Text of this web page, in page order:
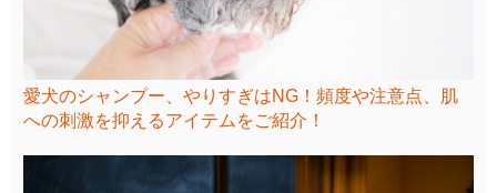
愛犬のシャンプー、やりすぎはNG！頻度や注意点、肌
への刺激を抑えるアイテムをご紹介！